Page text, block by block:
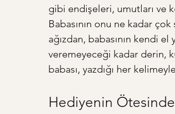
gibi endişeleri, umutları ve
Babasının onu ne kadar
ağızdan, babasının kendi
veremeyeceği kadar derin,
babası, yazdığı her
Hediyenin